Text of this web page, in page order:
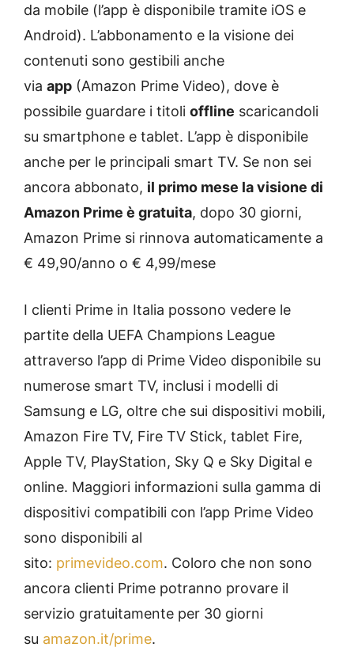
da mobile (l’app è disponibile tramite iOS e
Android). L’abbonamento e la visione dei
contenuti sono gestibili anche
via app (Amazon Prime Video), dove è
possibile guardare i titoli offline scaricandoli
su smartphone e tablet. L’app è disponibile
anche per le principali smart TV. Se non sei
ancora abbonato, il primo mese la visione di
Amazon Prime è gratuita, dopo 30 giorni,
Amazon Prime si rinnova automaticamente a
€ 49,90/anno o € 4,99/mese
I clienti Prime in Italia possono vedere le
partite della UEFA Champions League
attraverso l’app di Prime Video disponibile su
numerose smart TV, inclusi i modelli di
Samsung e LG, oltre che sui dispositivi mobili,
Amazon Fire TV, Fire TV Stick, tablet Fire,
Apple TV, PlayStation, Sky Q e Sky Digital e
online. Maggiori informazioni sulla gamma di
dispositivi compatibili con l’app Prime Video
sono disponibili al
sito: primevideo.com. Coloro che non sono
ancora clienti Prime potranno provare il
servizio gratuitamente per 30 giorni
su amazon.it/prime.